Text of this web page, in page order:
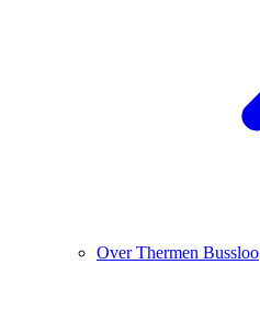
Over Thermen Bussloo